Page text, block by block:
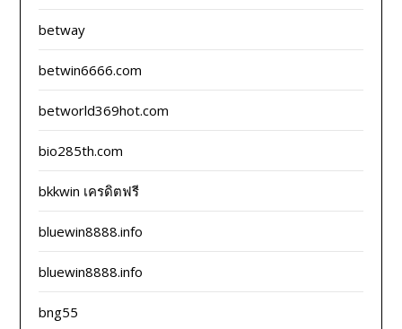
betway
betwin6666.com
betworld369hot.com
bio285th.com
bkkwin เครดิตฟรี
bluewin8888.info
bluewin8888.info
bng55